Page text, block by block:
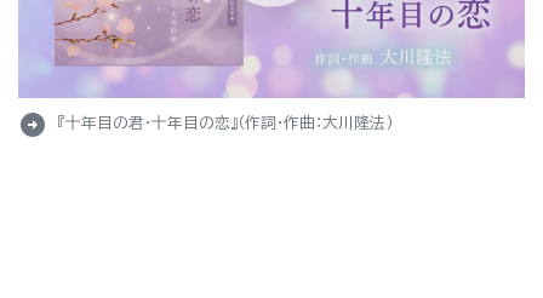
arrow_circle_right 『十年目の君・十年目の恋』（作詞・作曲：大川隆法）